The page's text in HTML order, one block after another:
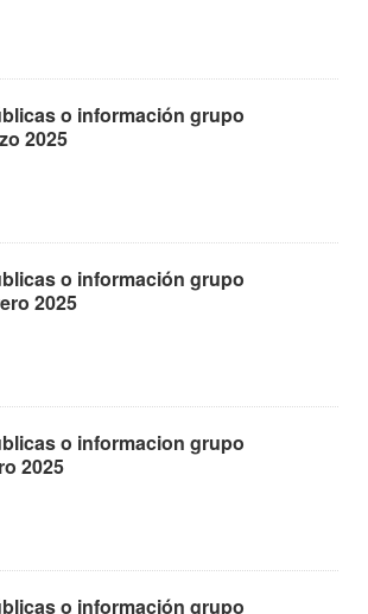
o información grupo
2025
o información grupo
2025
o informacion grupo
2025
o información grupo